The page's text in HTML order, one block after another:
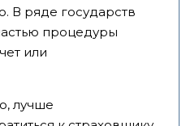
В ряде государств
процедуры
или
лучше